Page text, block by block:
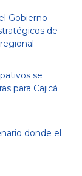
Gobierno
de
se
para Cajicá
donde el